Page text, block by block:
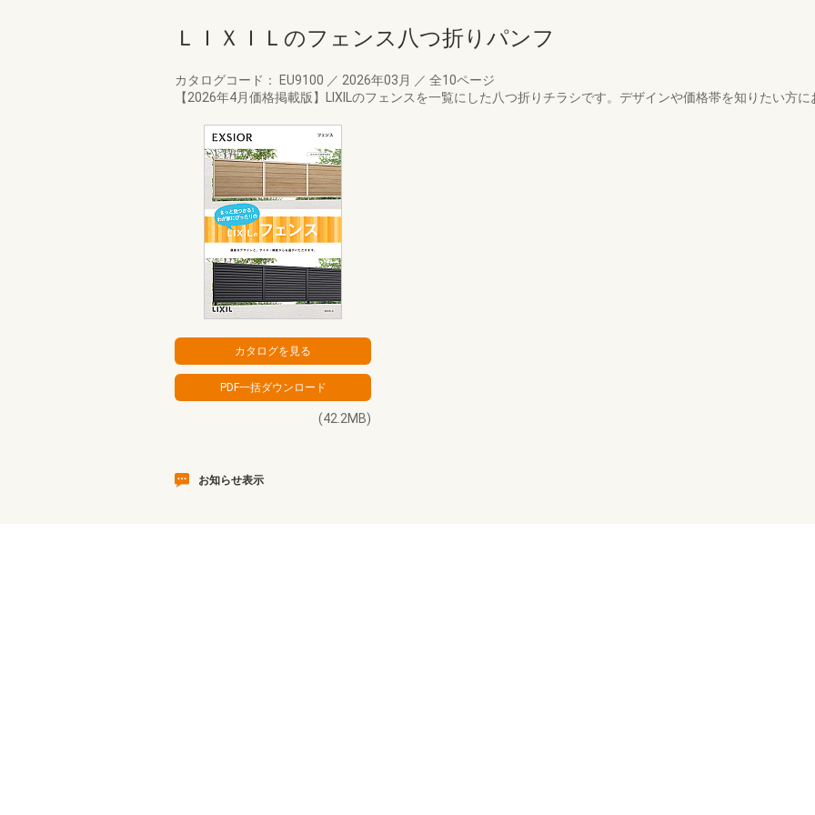
ＬＩＸＩＬのフェンス八つ折りパンフ
カタログコード： EU9100 ／ 2026年03月 ／ 全10ページ
【2026年4月価格掲載版】LIXILのフェンスを一覧にした八つ折りチラシです。デザインや価格帯を知りたい方に
(42.2MB)
お知らせ表示